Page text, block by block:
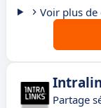
Voir plus de
Partage